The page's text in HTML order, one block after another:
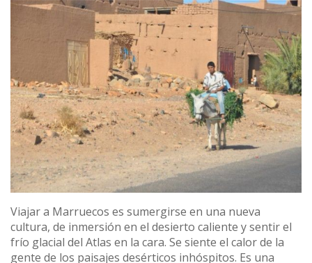
Viajar a Marruecos es sumergirse en una nueva
cultura, de inmersión en el desierto caliente y sentir el
frío glacial del Atlas en la cara. Se siente el calor de la
gente de los paisajes desérticos inhóspitos. Es una